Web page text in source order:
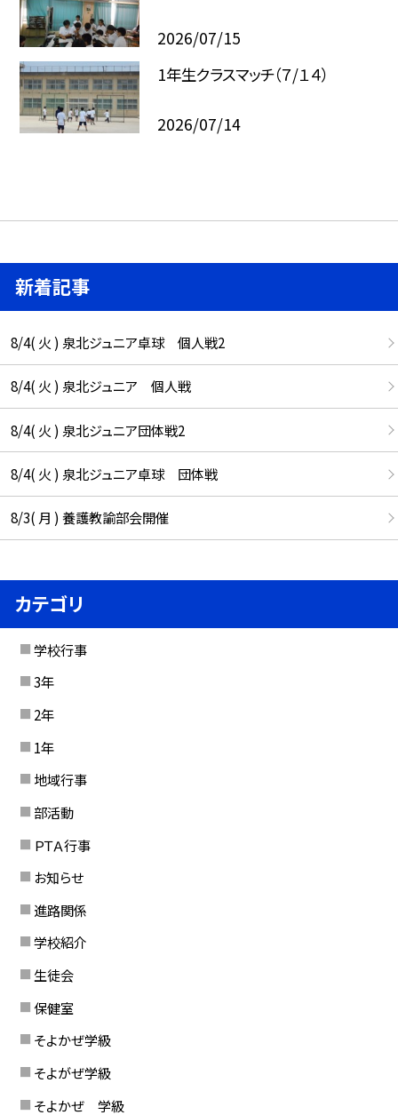
2026/07/15
1年生クラスマッチ（７/１４）
2026/07/14
新着記事
8/4( 火 ) 泉北ジュニア卓球 個人戦2
8/4( 火 ) 泉北ジュニア 個人戦
8/4( 火 ) 泉北ジュニア団体戦2
8/4( 火 ) 泉北ジュニア卓球 団体戦
8/3( 月 ) 養護教諭部会開催
カテゴリ
学校行事
3年
2年
1年
地域行事
部活動
ＰＴＡ行事
お知らせ
進路関係
学校紹介
生徒会
保健室
そよかぜ学級
そよがぜ学級
そよかぜ 学級